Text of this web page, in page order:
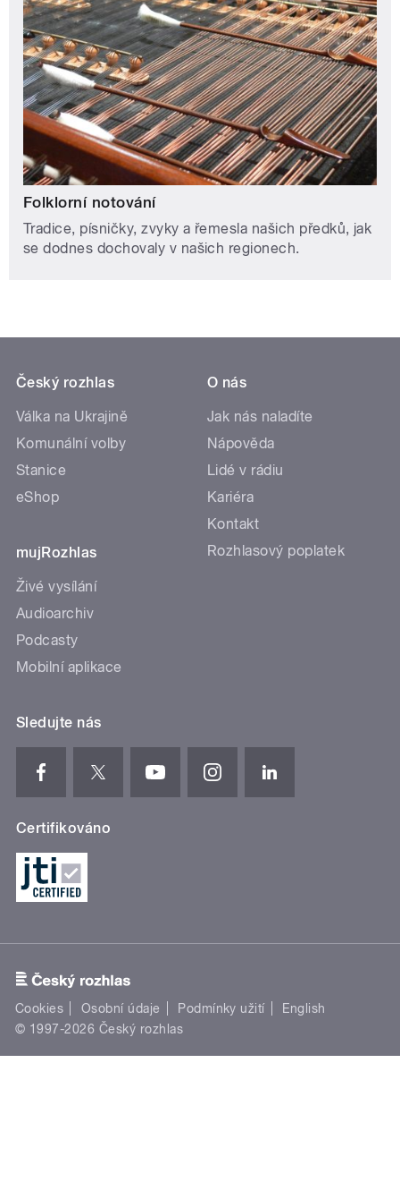
Folklorní notování
Tradice, písničky, zvyky a řemesla našich předků, jak
se dodnes dochovaly v našich regionech.
Český rozhlas
Válka na Ukrajině
Komunální volby
Stanice
eShop
mujRozhlas
Živé vysílání
Audioarchiv
Podcasty
Mobilní aplikace
O nás
Jak nás naladíte
Nápověda
Lidé v rádiu
Kariéra
Kontakt
Rozhlasový poplatek
Sledujte nás
Certifikováno
Cookies Osobní údaje Podmínky užití
English
© 1997-2026 Český rozhlas